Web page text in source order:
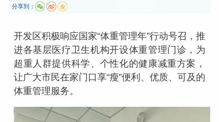
分享到：
开发区积极响应国家“体重管理年”行动号召，推
进各基层医疗卫生机构开设体重管理门诊，为
超重人群提供科学、个性化的健康减重方案，
让广大市民在家门口享“瘦”便利、优质、可及的
体重管理服务。